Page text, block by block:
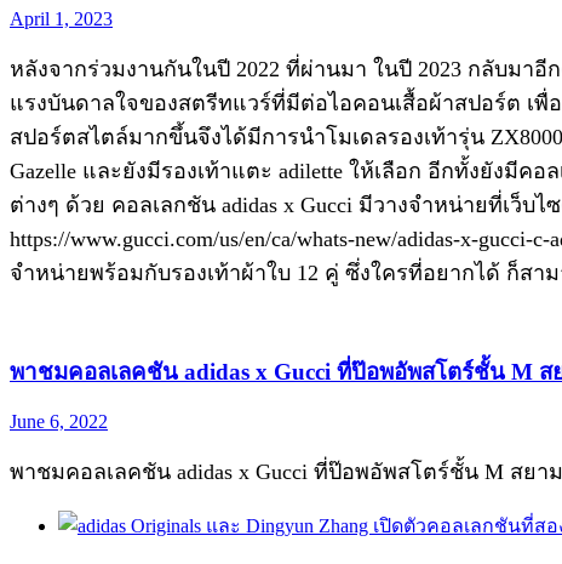
April 1, 2023
หลังจากร่วมงานกันในปี 2022 ที่ผ่านมา ในปี 2023 กลับมาอี
แรงบันดาลใจของสตรีทแวร์ที่มีต่อไอคอนเสื้อผ้าสปอร์ต เ
สปอร์ตสไตล์มากขึ้นจึงได้มีการนำโมเดลรองเท้ารุ่น
Gazelle และยังมีรองเท้าแตะ adilette ให้เลือก อีกทั้งยังมี
ต่างๆ ด้วย คอลเลกชัน adidas x Gucci มีวางจำหน่ายที่เว็บ
https://www.gucci.com/us/en/ca/whats-new/adidas-x-
จำหน่ายพร้อมกับรองเท้าผ้าใบ 12 คู่ ซึ่งใครที่อยากได้ ก็ส
พาชมคอลเลคชัน adidas x Gucci ที่ป๊อพอัพสโตร์ชั้น M
June 6, 2022
พาชมคอลเลคชัน adidas x Gucci ที่ป๊อพอัพสโตร์ชั้น M สย